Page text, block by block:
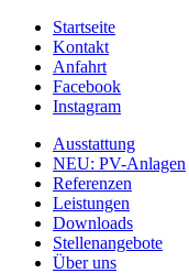
Startseite
Kontakt
Anfahrt
Facebook
Instagram
Ausstattung
NEU: PV-Anlagen
Referenzen
Leistungen
Downloads
Stellenangebote
Über uns